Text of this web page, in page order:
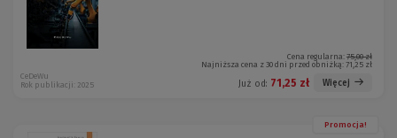
Cena regularna: 75,00 zł
Najniższa cena z 30 dni przed obniżką: 71,25 zł
Już od: 71,25 zł Więcej
CeDeWu
Rok publikacji: 2025
Promocja!